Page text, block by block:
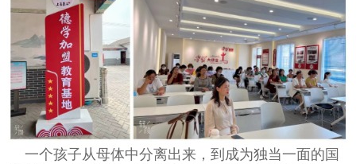
一个孩子从母体中分离出来，到成为独当一面的国